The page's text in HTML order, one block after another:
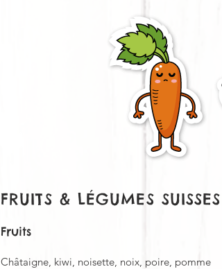
FRUITS & LÉGUMES SUISSES
Fruits
Châtaigne, kiwi, noisette, noix, poire, pomme